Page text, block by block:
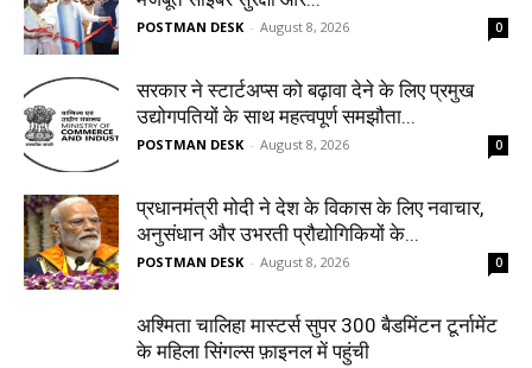
POSTMAN DESK - August 8, 2026 0
सरकार ने स्टार्टअप्‍स को बढ़ावा देने के लिए प्रमुख
उद्योगपतियों के साथ महत्‍वपूर्ण समझौता...
POSTMAN DESK - August 8, 2026 0
प्रधानमंत्री मोदी ने देश के विकास के लिए नवाचार,
अनुसंधान और उभरती प्रौद्योगिकियों के...
POSTMAN DESK - August 8, 2026 0
अश्मिता चालिहा मास्टर्स सुपर 300 बैडमिंटन टूर्नामेंट
के महिला सिंगल्स फ़ाइनल में पहुंची